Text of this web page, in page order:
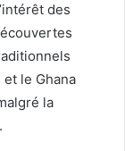
des
le Ghana
la